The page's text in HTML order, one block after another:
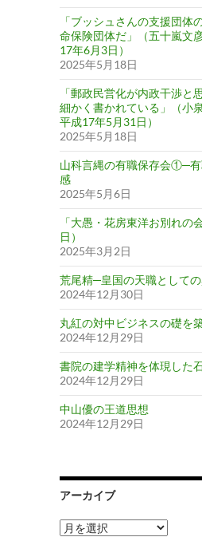
「ブッシュさんの支援団体
命保険団体だ」（五十嵐文
17年6月3日）
2025年5月18日
「郵政民営化が内政干渉と
細かく書かれている」（小
平成17年5月31日）
2025年5月18日
山科言縄の有職保存会①─
感
2025年5月6日
「大愚・花房東洋お別れの
日）
2025年3月2日
荒尾精─皇国の天職として
2024年12月30日
丸紅の対中ビジネスの礎を
2024年12月29日
書院の建学精神を体現した
2024年12月29日
中山優の王道思想
2024年12月29日
アーカイブ
ア